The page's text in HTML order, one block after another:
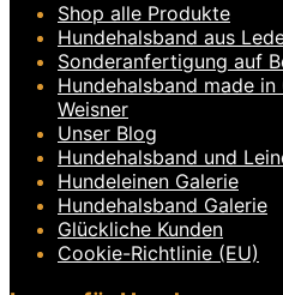
Shop alle Produkte
Hundehalsband aus
Sonderanfertigung auf
Hundehalsband made
Weisner
Unser Blog
Hundehalsband und
Hundeleinen Galerie
Hundehalsband Galerie
Glückliche Kunden
Cookie-Richtlinie (EU)